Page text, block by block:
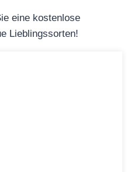
eine kostenlose
Lieblingssorten!